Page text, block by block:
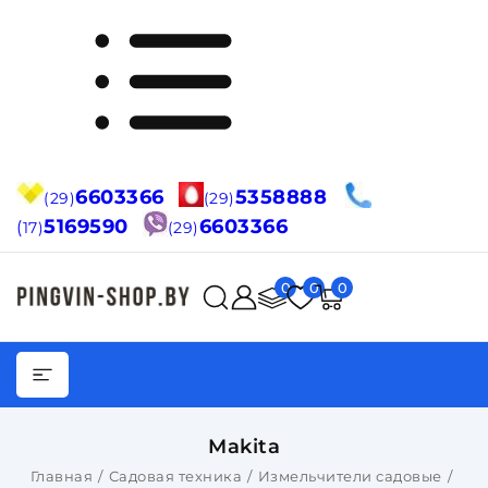
(29)6603366 (29)5358888
(17)5169590 (29)6603366
0 0 0
Makita
Главная Садовая техника Измельчители садовые